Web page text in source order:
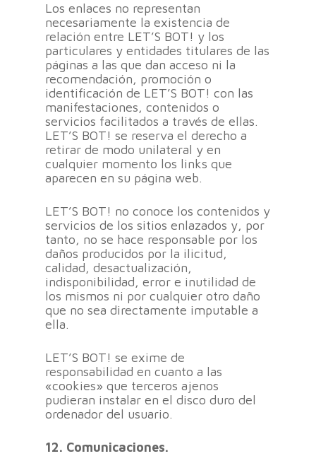
Los enlaces no representan
necesariamente la existencia de
relación entre LET’S BOT! y los
particulares y entidades titulares de las
páginas a las que dan acceso ni la
recomendación, promoción o
identificación de LET’S BOT! con las
manifestaciones, contenidos o
servicios facilitados a través de ellas.
LET’S BOT! se reserva el derecho a
retirar de modo unilateral y en
cualquier momento los links que
aparecen en su página web.
LET’S BOT! no conoce los contenidos y
servicios de los sitios enlazados y, por
tanto, no se hace responsable por los
daños producidos por la ilicitud,
calidad, desactualización,
indisponibilidad, error e inutilidad de
los mismos ni por cualquier otro daño
que no sea directamente imputable a
ella.
LET’S BOT! se exime de
responsabilidad en cuanto a las
«cookies» que terceros ajenos
pudieran instalar en el disco duro del
ordenador del usuario.
12. Comunicaciones.